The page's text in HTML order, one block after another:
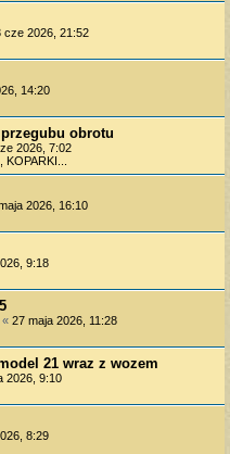
cze 2026, 21:52
14:20
obrotu
2026, 7:02
2026, 16:10
9:18
« 27 maja 2026, 11:28
21 wraz z wozem
2026, 9:10
8:29